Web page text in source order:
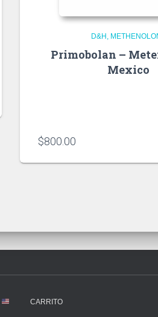
D&H
Primobolan –
Mexico
$800.00
CARRITO